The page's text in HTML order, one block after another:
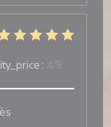
: